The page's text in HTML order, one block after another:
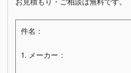
件名：
1. メーカー：